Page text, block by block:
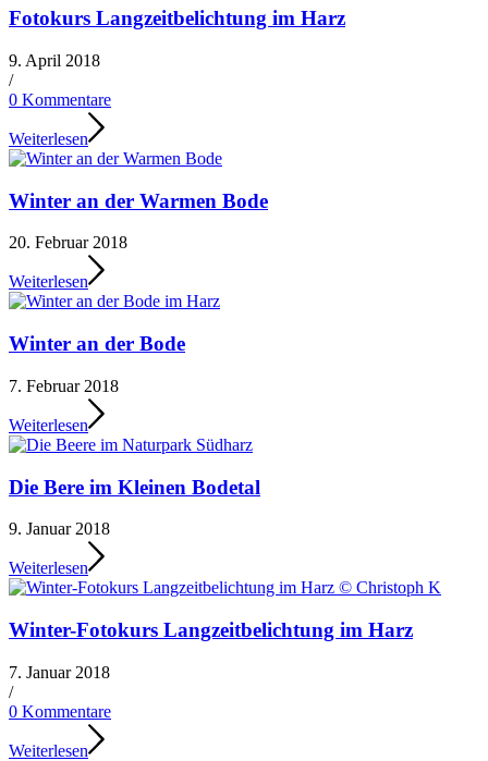
Fotokurs Langzeitbelichtung im Harz
9. April 2018
/
0 Kommentare
Weiterlesen
Winter an der Warmen Bode
20. Februar 2018
Weiterlesen
Winter an der Bode
7. Februar 2018
Weiterlesen
Die Bere im Kleinen Bodetal
9. Januar 2018
Weiterlesen
Winter-Fotokurs Langzeitbelichtung im Harz
7. Januar 2018
/
0 Kommentare
Weiterlesen